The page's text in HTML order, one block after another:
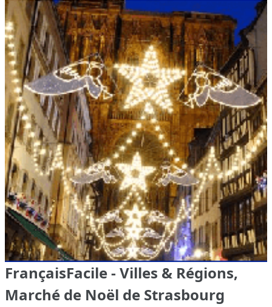
FrançaisFacile - Villes & Régions,
Marché de Noël de Strasbourg